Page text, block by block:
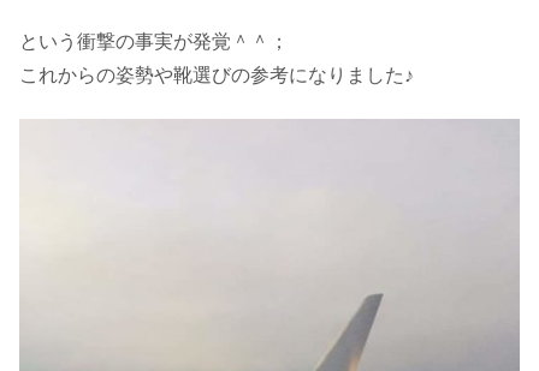
という衝撃の事実が発覚＾＾；
これからの姿勢や靴選びの参考になりました♪